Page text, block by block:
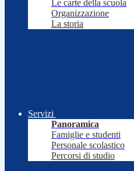
Le carte della scuola
Organizzazione
La storia
Servizi
Panoramica
Famiglie e studenti
Personale scolastico
Percorsi di studio